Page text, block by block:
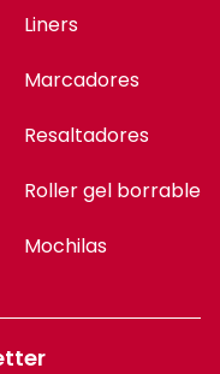
Liners
Marcadores
Resaltadores
Roller gel borrable
Mochilas